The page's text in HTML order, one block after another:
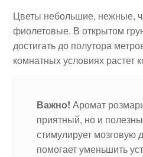
Цветы небольшие, нежные,
фиолетовые. В открытом
достигать до полутора
комнатных условиях растет
Важно! Аромат
приятный, но и
стимулирует мозговую
помогает уменьшить